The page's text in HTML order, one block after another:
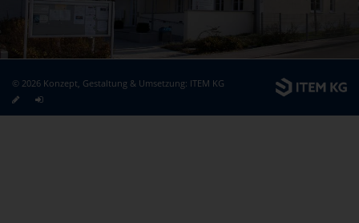
© 2026 Konzept, Gestaltung & Umsetzung: ITEM KG